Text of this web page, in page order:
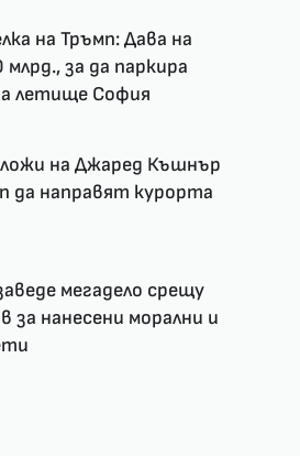
на Тръмп: Дава на
за да паркира
летище София
на Джаред Къшнър
да направят курорта
мегадело срещу
за нанесени морални и